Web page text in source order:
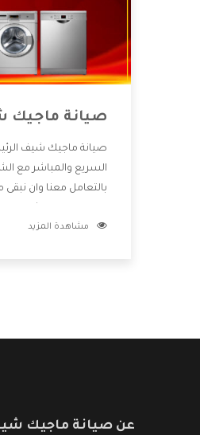
صيانة ماجيك
صيانة ماجيك شيف
السريع والمباشر مع
بالتعامل معنا وان
للعميل وان يستمتع
مشاهدة المزيد
عن صيانة ماجيك